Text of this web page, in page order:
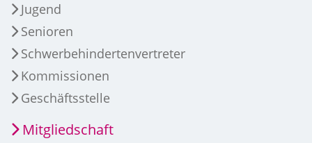
Jugend
Senioren
Schwerbehindertenvertreter
Kommissionen
Geschäftsstelle
Mitgliedschaft